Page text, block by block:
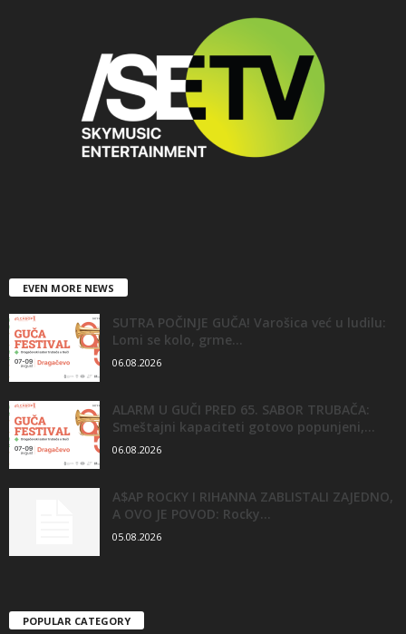
EVEN MORE NEWS
SUTRA POČINJE GUČA! Varošica već u ludilu:
Lomi se kolo, grme...
06.08.2026
ALARM U GUČI PRED 65. SABOR TRUBAČA:
Smeštajni kapaciteti gotovo popunjeni,...
06.08.2026
A$AP ROCKY I RIHANNA ZABLISTALI ZAJEDNO,
A OVO JE POVOD: Rocky...
05.08.2026
POPULAR CATEGORY